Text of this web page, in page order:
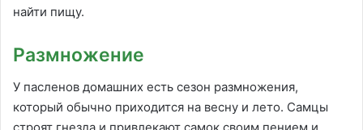
найти пищу.
Размножение
У пасленов домашних есть сезон размножения,
который обычно приходится на весну и лето. Самцы